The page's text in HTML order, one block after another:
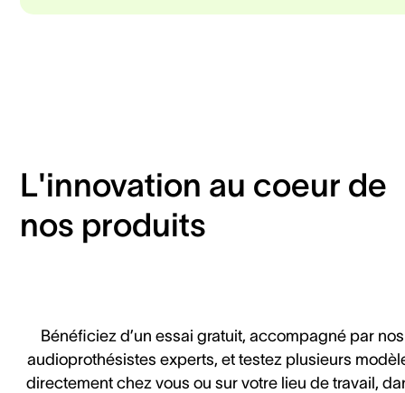
L'innovation au coeur de
nos produits
Bénéficiez d’un essai gratuit, accompagné par nos
audioprothésistes experts, et testez plusieurs
directement chez vous ou sur votre lieu de travail,